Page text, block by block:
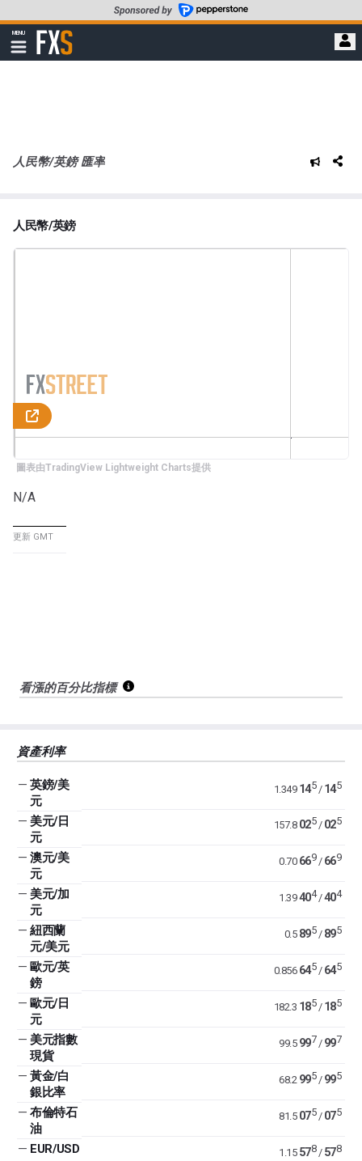
至
要
MENU
顯
示
FXStreet
人民幣/英鎊 匯率
人民幣/英鎊
圖表由TradingView Lightweight Charts提供
N/A
更新 GMT
看漲的百分比指標
資產利率
— 英鎊/美
元
1.349 145/ 145
— 美元/日
元
157.8 025/ 025
— 澳元/美
元
0.70 669/ 669
— 美元/加
元
1.39 404/404
— 紐西蘭
元/美元
0.5 895/ 895
— 歐元/英
鎊
0.856 645/ 645
— 歐元/日
元
182.3 185/ 185
— 美元指數
現貨
99.5 997 / 997
— 黃金/白
銀比率
68.2 995/ 995
— 布倫特石
油
81.5 075/ 075
— EUR/USD 1.15 578/ 578